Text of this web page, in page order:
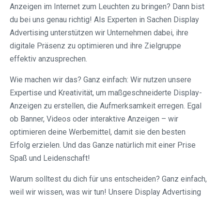
Anzeigen im Internet zum Leuchten zu bringen? Dann bist
du bei uns genau richtig! Als Experten in Sachen Display
Advertising unterstützen wir Unternehmen dabei, ihre
digitale Präsenz zu optimieren und ihre Zielgruppe
effektiv anzusprechen.
Wie machen wir das? Ganz einfach: Wir nutzen unsere
Expertise und Kreativität, um maßgeschneiderte Display-
Anzeigen zu erstellen, die Aufmerksamkeit erregen. Egal
ob Banner, Videos oder interaktive Anzeigen – wir
optimieren deine Werbemittel, damit sie den besten
Erfolg erzielen. Und das Ganze natürlich mit einer Prise
Spaß und Leidenschaft!
Warum solltest du dich für uns entscheiden? Ganz einfach,
weil wir wissen, was wir tun! Unsere Display Advertising